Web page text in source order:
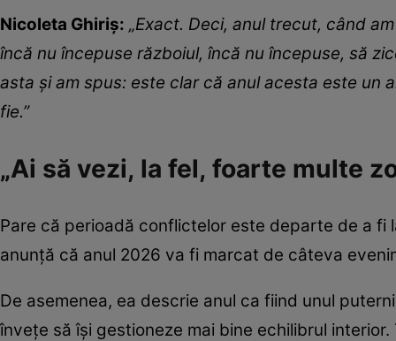
Nicoleta Ghiriș: „Exact. Deci, anul trecut, când
încă nu începuse războiul, încă nu începuse, să
asta și am spus: este clar că anul acesta este un
fie.”
„Ai să vezi, la fel, foarte multe
Pare că perioadă conflictelor este departe de a fi
anunță că anul 2026 va fi marcat de câteva
De asemenea, ea descrie anul ca fiind unul
învețe să își gestioneze mai bine echilibrul